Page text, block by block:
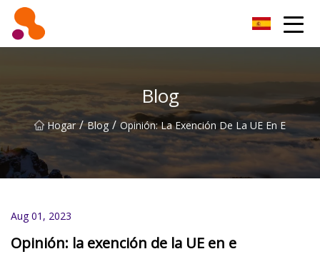
Blog
Hogar / Blog / Opinión: La Exención De La UE En E
Aug 01, 2023
Opinión: la exención de la UE en e